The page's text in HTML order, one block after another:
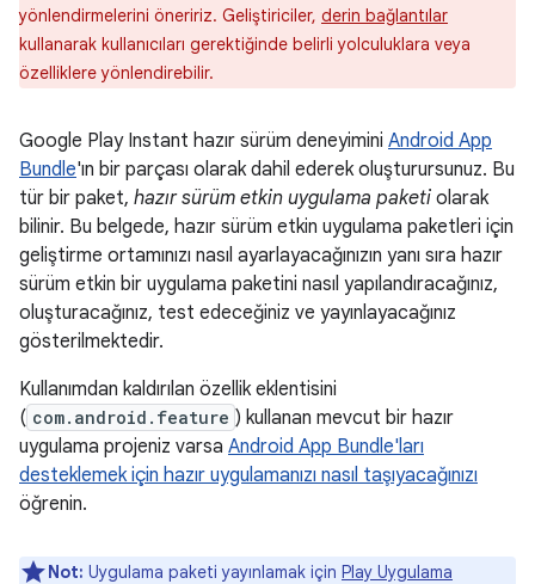
yönlendirmelerini öneririz. Geliştiriciler, derin bağlantılar
kullanarak kullanıcıları gerektiğinde belirli yolculuklara veya
özelliklere yönlendirebilir.
Google Play Instant hazır sürüm deneyimini Android App
Bundle'ın bir parçası olarak dahil ederek oluşturursunuz. Bu
tür bir paket, hazır sürüm etkin uygulama paketi olarak
bilinir. Bu belgede, hazır sürüm etkin uygulama paketleri için
geliştirme ortamınızı nasıl ayarlayacağınızın yanı sıra hazır
sürüm etkin bir uygulama paketini nasıl yapılandıracağınız,
oluşturacağınız, test edeceğiniz ve yayınlayacağınız
gösterilmektedir.
Kullanımdan kaldırılan özellik eklentisini
( com.android.feature ) kullanan mevcut bir hazır
uygulama projeniz varsa Android App Bundle'ları
desteklemek için hazır uygulamanızı nasıl taşıyacağınızı
öğrenin.
Not: Uygulama paketi yayınlamak için Play Uygulama